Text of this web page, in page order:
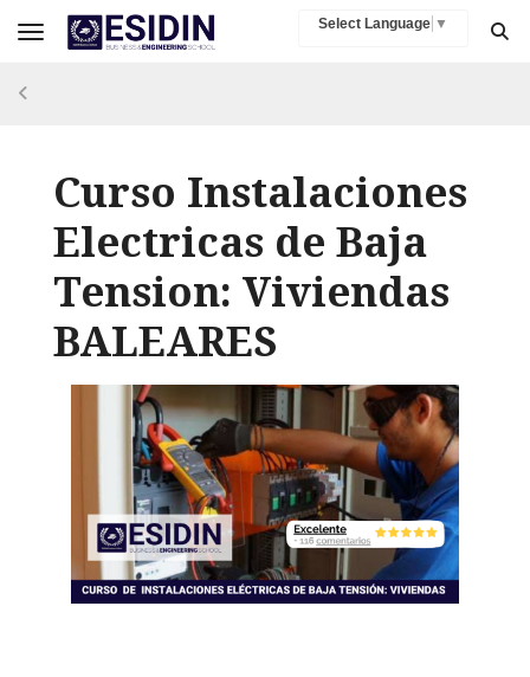
Select Language ▼
Toggle navigation
Curso Instalaciones
Electricas de Baja
Tension: Viviendas
BALEARES